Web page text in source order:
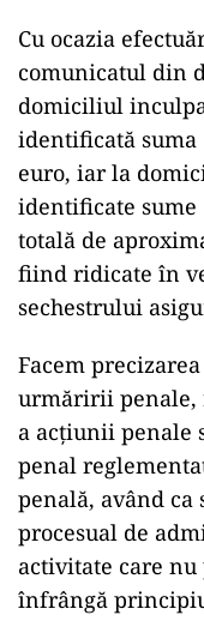
Cu ocazia
comunicatul din
domiciliul
identificată suma
euro, iar la
identificate
totală de
fiind ridicate în
sechestrului
Facem
urmăririi penale,
a acțiunii penale
penal
penală, având
procesual de
activitate care
înfrângă